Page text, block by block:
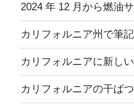
2024 年 12 月から燃油
カリフォルニア州で筆
カリフォルニアに新し
カリフォルニアの干ば